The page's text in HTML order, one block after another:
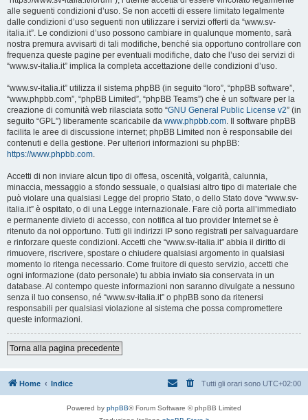
alle seguenti condizioni d’uso. Se non accetti di essere limitato legalmente
dalle condizioni d’uso seguenti non utilizzare i servizi offerti da “www.sv-
italia.it”. Le condizioni d’uso possono cambiare in qualunque momento, sarà
nostra premura avvisarti di tali modifiche, benché sia opportuno controllare con
frequenza queste pagine per eventuali modifiche, dato che l’uso dei servizi di
“www.sv-italia.it” implica la completa accettazione delle condizioni d’uso.
“www.sv-italia.it” utilizza il sistema phpBB (in seguito “loro”, “phpBB software”,
“www.phpbb.com”, “phpBB Limited”, “phpBB Teams”) che è un software per la
creazione di comunità web rilasciata sotto “GNU General Public License v2” (in
seguito “GPL”) liberamente scaricabile da www.phpbb.com. Il software phpBB
facilita le aree di discussione internet; phpBB Limited non è responsabile dei
contenuti e della gestione. Per ulteriori informazioni su phpBB:
https://www.phpbb.com.
Accetti di non inviare alcun tipo di offesa, oscenità, volgarità, calunnia,
minaccia, messaggio a sfondo sessuale, o qualsiasi altro tipo di materiale che
può violare una qualsiasi Legge del proprio Stato, o dello Stato dove “www.sv-
italia.it” è ospitato, o di una Legge internazionale. Fare ciò porta all’immediato
e permanente divieto di accesso, con notifica al tuo provider Internet se è
ritenuto da noi opportuno. Tutti gli indirizzi IP sono registrati per salvaguardare
e rinforzare queste condizioni. Accetti che “www.sv-italia.it” abbia il diritto di
rimuovere, riscrivere, spostare o chiudere qualsiasi argomento in qualsiasi
momento lo ritenga necessario. Come fruitore di questo servizio, accetti che
ogni informazione (dato personale) tu abbia inviato sia conservata in un
database. Al contempo queste informazioni non saranno divulgate a nessuno
senza il tuo consenso, né “www.sv-italia.it” o phpBB sono da ritenersi
responsabili per qualsiasi violazione al sistema che possa compromettere
queste informazioni.
Torna alla pagina precedente
Home Indice Tutti gli orari sono UTC+02:00
Powered by phpBB® Forum Software © phpBB Limited